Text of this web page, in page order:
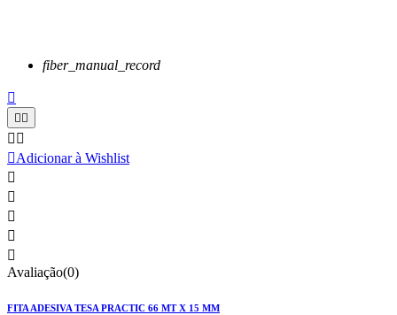
fiber_manual_record

 
 
Adicionar à Wishlist





Avaliação(0)
FITA ADESIVA TESA PRACTIC 66 MT X 15 MM